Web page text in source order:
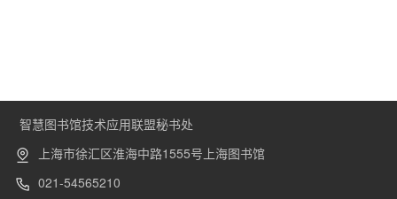
智慧图书馆技术应用联盟秘书处
上海市徐汇区淮海中路1555号上海图书馆
021-54565210